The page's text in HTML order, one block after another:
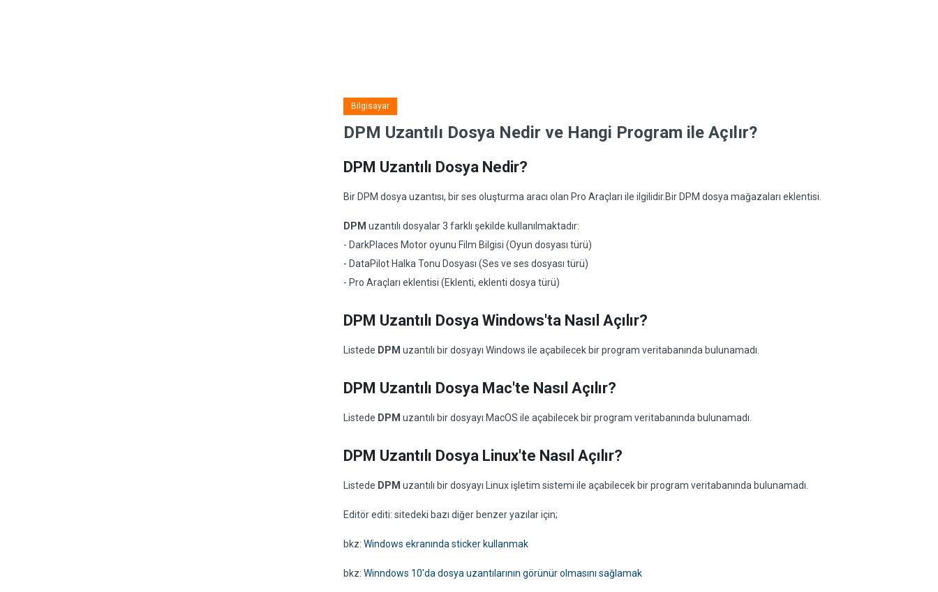
Bilgisayar
DPM Uzantılı Dosya Nedir ve Hangi Program ile Açılır?
DPM Uzantılı Dosya Nedir?
Bir DPM dosya uzantısı, bir ses oluşturma aracı olan Pro Araçları ile ilgilidir.Bir DPM dosya mağazaları eklentisi.
DPM uzantılı dosyalar 3 farklı şekilde kullanılmaktadır:
- DarkPlaces Motor oyunu Film Bilgisi (Oyun dosyası türü)
- DataPilot Halka Tonu Dosyası (Ses ve ses dosyası türü)
- Pro Araçları eklentisi (Eklenti, eklenti dosya türü)
DPM Uzantılı Dosya Windows'ta Nasıl Açılır?
Listede DPM uzantılı bir dosyayı Windows ile açabilecek bir program veritabanında bulunamadı.
DPM Uzantılı Dosya Mac'te Nasıl Açılır?
Listede DPM uzantılı bir dosyayı MacOS ile açabilecek bir program veritabanında bulunamadı.
DPM Uzantılı Dosya Linux'te Nasıl Açılır?
Listede DPM uzantılı bir dosyayı Linux işletim sistemi ile açabilecek bir program veritabanında bulunamadı.
Editör editi: sitedeki bazı diğer benzer yazılar için;
bkz: Windows ekranında sticker kullanmak
bkz: Winndows 10'da dosya uzantılarının görünür olmasını sağlamak